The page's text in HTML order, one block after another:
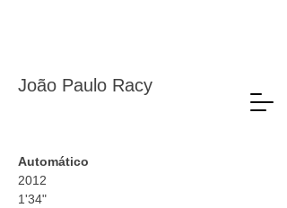
João Paulo Racy
Automático
2012
1'34"